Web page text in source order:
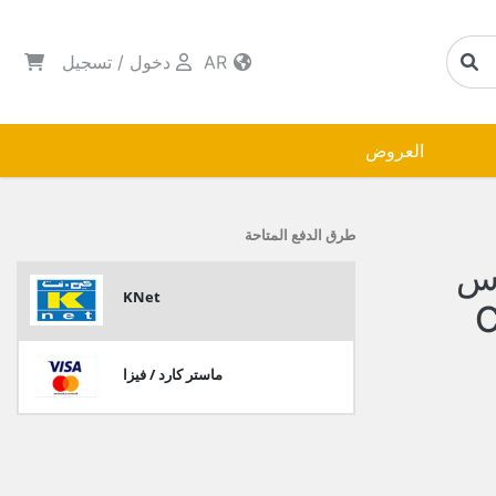
دخول / تسجيل
العروض
طرق الدفع المتاحة
KNet
ماستر كارد / فيزا